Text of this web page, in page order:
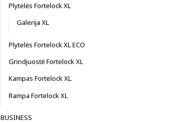
Plytelės Fortelock XL
Galerija XL
Plytelės Fortelock XL ECO
Grindjuostė Fortelock XL
Kampas Fortelock XL
Rampa Fortelock XL
BUSINESS